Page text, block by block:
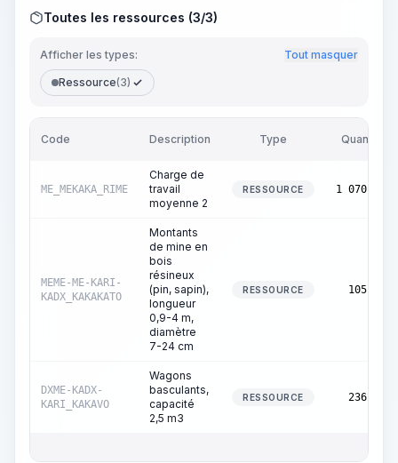
Toutes les ressources (3/3)
Afficher les types: Tout masquer
Ressource(3)
Code Description Type Quantité
ME_MEKAKA_RIME
Charge de
travail
moyenne 2
RESSOURCE 1 070,00
MEME-ME-KARI-
KADX_KAKAKATO
Montants
de mine en
bois
résineux
(pin, sapin),
longueur
0,9-4 m,
diamètre
7-24 cm
RESSOURCE 105,00
DXME-KADX-
KARI_KAKAVO
Wagons
basculants,
capacité
2,5 m3
RESSOURCE 236,64